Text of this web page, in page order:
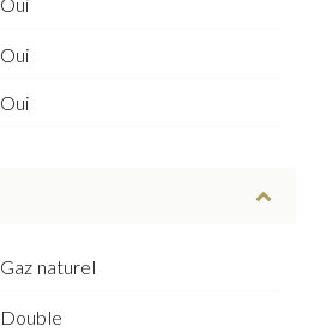
Oui
Oui
Gaz naturel
Double